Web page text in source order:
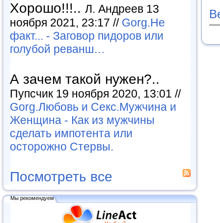
Хорошо!!!.. Л. Андреев 13
ноября 2021, 23:17 // Gorg.Не
факт... - Заговор пидоров или
голубой реванш…
А зачем такой нужен?..
Пупсчик 19 ноября 2020, 13:01 //
Gorg.Любовь и Секс.Мужчина и
Женщина - Как из мужчины
сделать импотента или
осторожно Стервы.
Посмотреть все
Мы рекомендуем